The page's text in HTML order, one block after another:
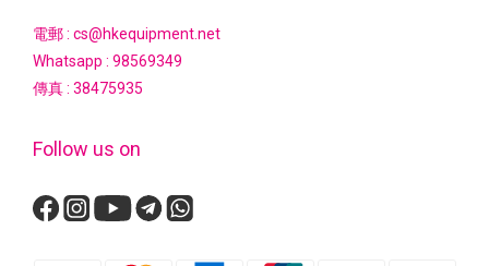
電郵 : cs@hkequipment.net
Whatsapp : 98569349
傳真 : 38475935
Follow us on